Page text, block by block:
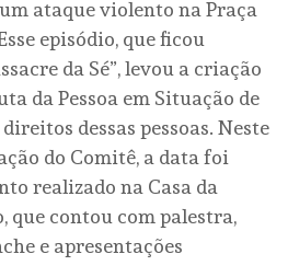
ataque violento na Praça
episódio, que ficou
da Sé”, levou a criação
da Pessoa em Situação de
dessas pessoas. Neste
do Comitê, a data foi
realizado na Casa da
que contou com palestra,
e apresentações